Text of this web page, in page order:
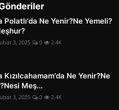
Polatlı'da Ne Yenir?Ne Yemeli?
3, 2025 0 2.4K
Kızılcahamam'da Ne Yenir?Ne
Meş...
3, 2025 0 2.4K